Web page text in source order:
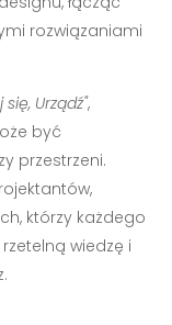
rozwiązaniami
się, Urządź",
być
przestrzeni.
którzy każdego
wiedzę i